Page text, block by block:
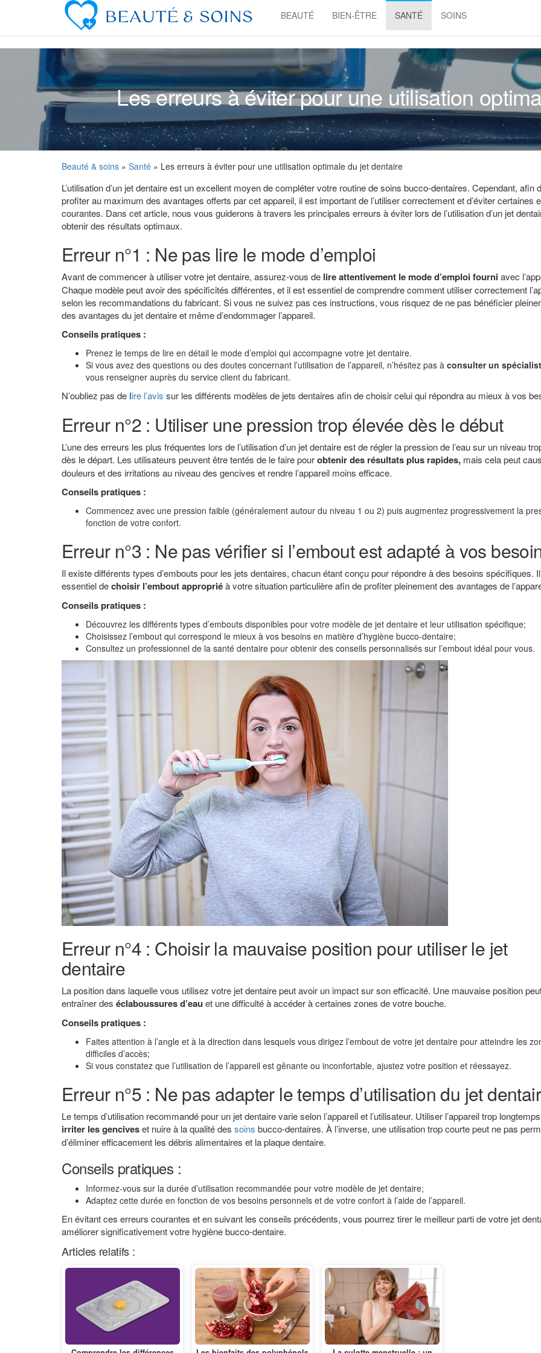
&
soins
BEAUTÉ BIEN-ÊTRE SANTÉ SOINS
Les erreurs à éviter pour une utilisation
Beauté & soins » Santé » Les erreurs à éviter pour une utilisation optimale du jet dentaire
L’utilisation d’un jet dentaire est un excellent moyen de compléter votre routine de soins bucco-dentaires. Cependant, afin
profiter au maximum des avantages offerts par cet appareil, il est important de l’utiliser correctement et d’éviter certaines
courantes. Dans cet article, nous vous guiderons à travers les principales erreurs à éviter lors de l’utilisation d’un jet
obtenir des résultats optimaux.
Erreur n°1 : Ne pas lire le mode d’emploi
Avant de commencer à utiliser votre jet dentaire, assurez-vous de lire attentivement le mode d’emploi fourniavec
Chaque modèle peut avoir des spécificités différentes, et il est essentiel de comprendre comment utiliser correctement
selon les recommandations du fabricant. Si vous ne suivez pas ces instructions, vous risquez de ne pas bénéficier
des avantages du jet dentaire et même d’endommager l’appareil.
Conseils pratiques :
Prenez le temps de lire en détail le mode d’emploi qui accompagne votre jet dentaire.
Si vous avez des questions ou des doutes concernant l’utilisation de l’appareil, n’hésitez pas à consulter un
vous renseigner auprès du service client du fabricant.
N’oubliez pas de lire l’avis sur les différents modèles de jets dentaires afin de choisir celui qui répondra au mieux à vos
Erreur n°2 : Utiliser une pression trop élevée dès le début
L’une des erreurs les plus fréquentes lors de l’utilisation d’un jet dentaire est de régler la pression de l’eau sur un niveau
dès le départ. Les utilisateurs peuvent être tentés de le faire pourobtenir des résultats plus rapides, mais cela peut
douleurs et des irritations au niveau des gencives et rendre l’appareil moins efficace.
Conseils pratiques :
Commencez avec une pression faible (généralement autour du niveau 1 ou 2) puis augmentez progressivement la
fonction de votre confort.
Erreur n°3 : Ne pas vérifier si l’embout est adapté à vos
Il existe différents types d’embouts pour les jets dentaires, chacun étant conçu pour répondre à des besoins spécifiques.
essentiel dechoisir l’embout appropriéà votre situation particulière afin de profiter pleinement des avantages de
Conseils pratiques :
Découvrez les différents types d’embouts disponibles pour votre modèle de jet dentaire et leur utilisation spécifique;
Choisissez l’embout qui correspond le mieux à vos besoins en matière d’hygiène bucco-dentaire;
Consultez un professionnel de la santé dentaire pour obtenir des conseils personnalisés sur l’embout idéal pour vous.
Erreur n°4 : Choisir la mauvaise position pour utiliser le jet
dentaire
La position dans laquelle vous utilisez votre jet dentaire peut avoir un impact sur son efficacité. Une mauvaise position
entraîner des éclaboussures d’eau et une difficulté à accéder à certaines zones de votre bouche.
Conseils pratiques :
Faites attention à l’angle et à la direction dans lesquels vous dirigez l’embout de votre jet dentaire pour atteindre les
difficiles d’accès;
Si vous constatez que l’utilisation de l’appareil est gênante ou inconfortable, ajustez votre position et réessayez.
Erreur n°5 : Ne pas adapter le temps d’utilisation du jet
Le temps d’utilisation recommandé pour un jet dentaire varie selon l’appareil et l’utilisateur. Utiliser l’appareil trop
irriter les genciveset nuire à la qualité des soins bucco-dentaires. À l’inverse, une utilisation trop courte peut ne pas
d’éliminer efficacement les débris alimentaires et la plaque dentaire.
Conseils pratiques :
Informez-vous sur la durée d’utilisation recommandée pour votre modèle de jet dentaire;
Adaptez cette durée en fonction de vos besoins personnels et de votre confort à l’aide de l’appareil.
En évitant ces erreurs courantes et en suivant les conseils précédents, vous pourrez tirer le meilleur parti de votre jet
améliorer significativement votre hygiène bucco-dentaire.
Articles relatifs :